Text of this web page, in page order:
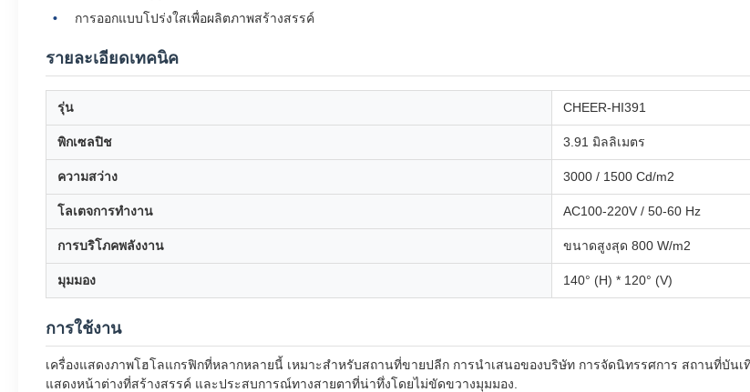
การออกแบบโปร่งใสเพื่อผลิตภาพสร้างสรรค์
รายละเอียดเทคนิค
รุ่น CHEER-HI391
พิกเซลปิช 3.91 มิลลิเมตร
ความสว่าง 3000 / 1500 Cd/m2
โลเตจการทํางาน AC100-220V / 50-60 Hz
การบริโภคพลังงาน ขนาดสูงสุด 800 W/m2
มุมมอง 140° (H) * 120° (V)
การใช้งาน
เครื่องแสดงภาพโฮโลแกรฟิกที่หลากหลายนี้ เหมาะสําหรับสถานที่ขายปลีก การนําเสนอของบริษัท การจัดนิทรรศการ สถานที่บั
แสดงหน้าต่างที่สร้างสรรค์ และประสบการณ์ทางสายตาที่น่าทึ่งโดยไม่ขัดขวางมุมมอง.